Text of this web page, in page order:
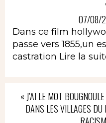
07/08/
Dans ce film
passe vers 1855,un
castration Lire la
« J’AI LE MOT
DANS LES VILLAGES